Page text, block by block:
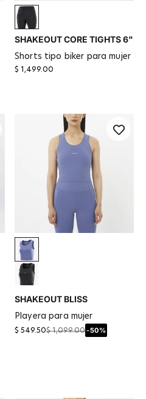
Deep Black
SHAKEOUT CORE TIGHTS 6"
shorts tipo biker para mujer
$ 1,499.00
Marlin
Deep Black
SHAKEOUT BLISS
playera para mujer
$ 549.50$ 1,099.00-50%